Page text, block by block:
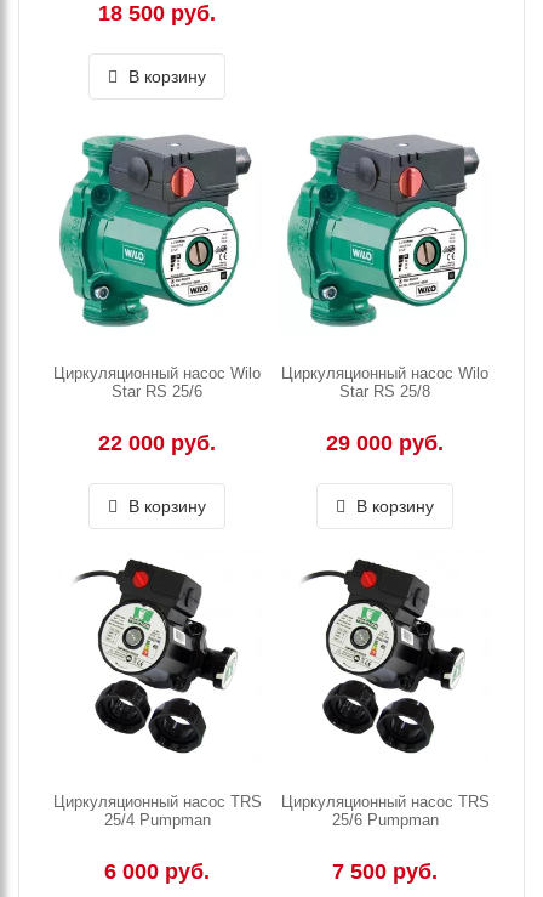
18 500 руб.
В корзину
Циркуляционный насос Wilo
Star RS 25/6
22 000 руб.
В корзину
Циркуляционный насос Wilo
Star RS 25/8
29 000 руб.
В корзину
Циркуляционный насос TRS
25/4 Pumpman
6 000 руб.
Циркуляционный насос TRS
25/6 Pumpman
7 500 руб.